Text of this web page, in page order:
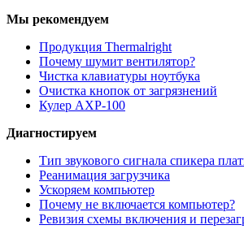
Мы рекомендуем
Продукция Thermalright
Почему шумит вентилятор?
Чистка клавиатуры ноутбука
Очистка кнопок от загрязнений
Кулер AXP-100
Диагностируем
Тип звукового сигнала спикера
Реанимация загрузчика
Ускоряем компьютер
Почему не включается компьютер?
Ревизия схемы включения и